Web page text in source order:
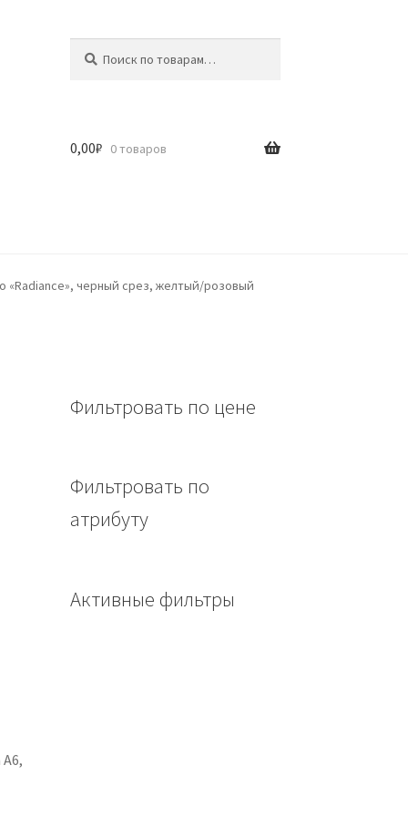
0,00₽ 0 товаров
«Radiance», черный срез, желтый/розовый
Фильтровать по цене
Фильтровать по
атрибуту
Активные фильтры